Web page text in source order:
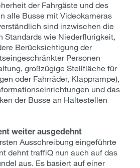
der Fahrgäste und des
alle Busse mit Videokameras
sind inzwischen die
Standards wie Niederflurigkeit,
Berücksichtigung der
Personen
großzügige Stellfläche für
oder Fahrräder, Klapprampe),
und das
der Busse an Haltestellen
weiter ausgedehnt
Ausschreibung eingeführte
dehnt traffiQ nun auch auf das
aus. Es basiert auf einer